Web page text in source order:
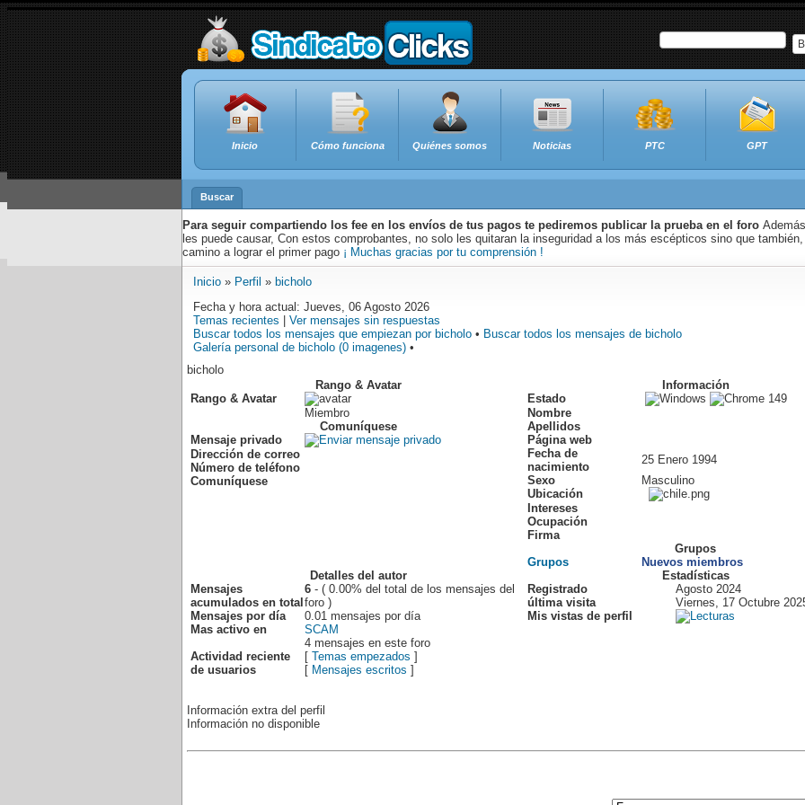
Inicio Cómo funciona Quiénes somos Noticias PTC GPT
Buscar
Para seguir compartiendo los fee en los envíos de tus pagos te pediremos publicar la prueba en el foro
les puede causar, Con estos comprobantes, no solo les quitaran la inseguridad a los más escépticos sino que
camino a lograr el primer pago ¡ Muchas gracias por tu comprensión !
Inicio » Perfil » bicholo
Fecha y hora actual: Jueves, 06 Agosto 2026
Temas recientes
Ver mensajes sin respuestas
Buscar todos los mensajes que empiezan por bicholo • Buscar todos los mensajes de bicholo
Galería personal de bicholo (0 imagenes) •
bicholo
Rango & Avatar
Rango & Avatar
Miembro
Comuníquese
Mensaje privado
Dirección de correo
Número de teléfono
Comuníquese
Información
Estado
Nombre
Apellidos
Página web
Fecha de
nacimiento
25 Enero 1994
Sexo
Masculino
Ubicación
Intereses
Ocupación
Firma
Grupos
Grupos
Nuevos miembros
Detalles del autor
Mensajes
acumulados en total
6 - ( 0.00% del total de los mensajes del
foro )
Mensajes por día
0.01 mensajes por día
Mas activo en
SCAM
4 mensajes en este foro
Actividad reciente
de usuarios
[ Temas empezados ]
[ Mensajes escritos ]
Estadísticas
Registrado
Agosto 2024
última visita
Viernes, 17 Octubre
Mis vistas de perfil
Información extra del perfil
Información no disponible